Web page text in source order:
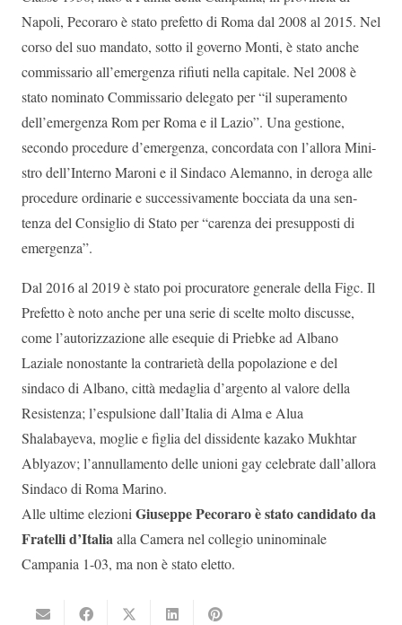
Napoli, Pecoraro è stato prefetto di Roma dal 2008 al 2015. Nel
corso del suo mandato, sotto il governo Monti, è stato anche
commissario all’emergenza rifiuti nella capitale. Nel 2008 è
stato nomi­nato Com­mis­sa­rio dele­gato per “il supe­ra­mento
dell’emergenza Rom per Roma e il Lazio”. Una gestione,
secondo pro­ce­dure d’emergenza, con­cor­data con l’allora Mini­
stro dell’Interno Maroni e il Sin­daco Ale­manno, in deroga alle
pro­ce­dure ordi­na­rie e suc­ces­si­va­mente boc­ciata da una sen­
tenza del Con­si­glio di Stato per “carenza dei pre­sup­po­sti di
emergenza”.
Dal 2016 al 2019 è stato poi procuratore generale della Figc. Il
Prefetto è noto anche per una serie di scelte molto discusse,
come l’autorizzazione alle esequie di Priebke ad Albano
Laziale nonostante la contrarietà della popolazione e del
sindaco di Albano, città medaglia d’argento al valore della
Resistenza; l’espulsione dall’Italia di Alma e Alua
Shalabayeva, moglie e figlia del dissidente kazako Mukhtar
Ablyazov; l’annullamento delle unioni gay celebrate dall’allora
Sindaco di Roma Marino.
Alle ultime elezioniGiuseppe Pecoraro è stato candidato da
Fratelli d’Italiaalla Camera nel collegio uninominale
Campania 1-03, ma non è stato eletto.